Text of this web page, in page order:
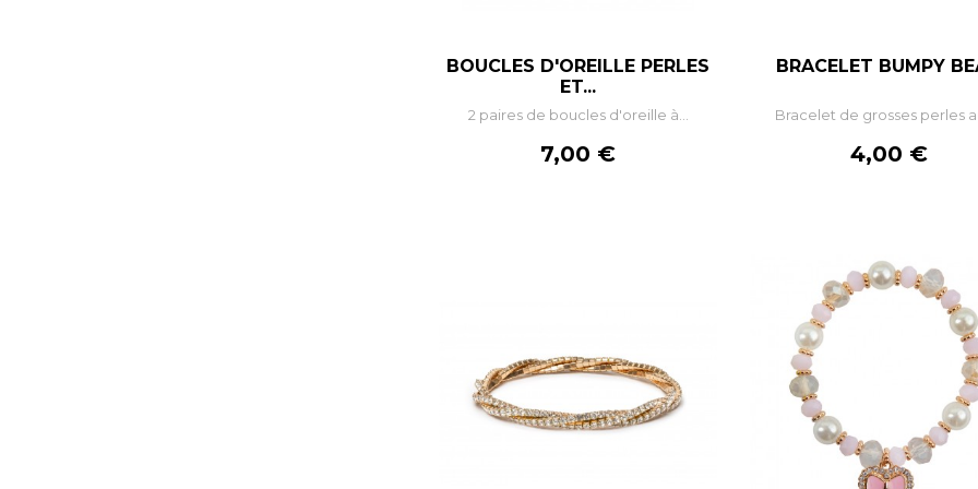
BOUCLES D'OREILLE PERLES
ET...
2 paires de boucles d'oreille à...
Prix
7,00 €
– + BRACELET BUMPY
Bracelet de grosses perles
Prix
4,00 €
– +